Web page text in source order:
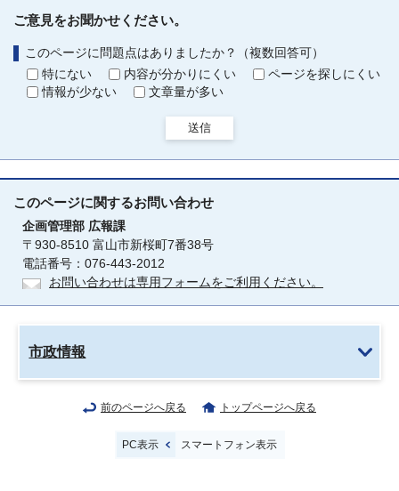
ご意見をお聞かせください。
このページに問題点はありましたか？（複数回答可）
特にない
内容が分かりにくい
ページを探しにくい
情報が少ない
文章量が多い
送信
このページに関するお問い合わせ
企画管理部 広報課
〒930-8510 富山市新桜町7番38号
電話番号：076-443-2012
お問い合わせは専用フォームをご利用ください。
市政情報
前のページへ戻る トップページへ戻る
PC表示 スマートフォン表示